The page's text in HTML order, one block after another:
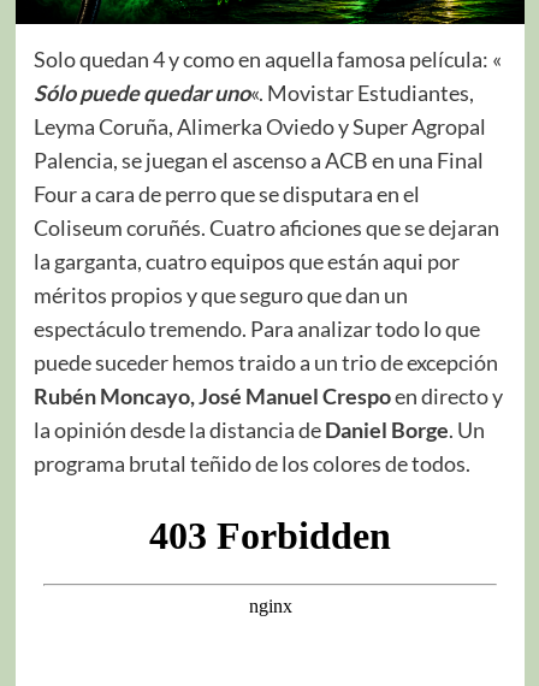
Solo quedan 4 y como en aquella famosa película: «
Sólo puede quedar uno«. Movistar Estudiantes,
Leyma Coruña, Alimerka Oviedo y Super Agropal
Palencia, se juegan el ascenso a ACB en una Final
Four a cara de perro que se disputara en el
Coliseum coruñés. Cuatro aficiones que se dejaran
la garganta, cuatro equipos que están aqui por
méritos propios y que seguro que dan un
espectáculo tremendo. Para analizar todo lo que
puede suceder hemos traido a un trio de excepción
Rubén Moncayo, José Manuel Crespoen directo y
la opinión desde la distancia deDaniel Borge. Un
programa brutal teñido de los colores de todos.